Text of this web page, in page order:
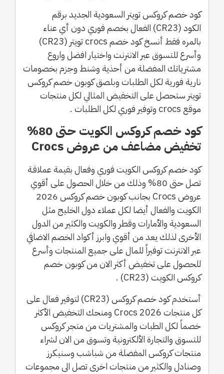
كود خصم كروكس تويتر السعودية الجديد برقم
الكود (CR23) الفعال بخصم فوري دون أي عناء
بالمره فقط أنسخ كود خصم crocs تويتر (CR23)
وأسرع للتسوق عبر الانترنت واختيار افضل واروع
مشترياتك المفضلة من أحذية وشنط وجزم بخصومات
نارية فورية لكل الطلبات وبلصق كوبون خصم كروكس
تويتر ستحصل على التخفيض المثالي لكل منتجات
موقع crocs وتوفير فوري لكل الطلبات .
كود خصم كروكس الكويت حتى 80%
تخفيض مضاعف من عروض Crocs
كود خصم كروكس الكويت فوري وفعال بقيمة عملاقـة
تصل حتى 80% وذلك من خلال الحصول على أقوي
عروض Crocs بجانب كوبون خصم كروكس 2026
الكويت والفعال أيضا لكل عملاء دول الخليج مثل
السعودية والأمارات وقطر والكويت والكثير من الدول
الأخرى لذلك يعد من أقوي وابرز أكواد الخصم الاضافي
عبر الانترنت توفيراً للمال على جميع المنتجات وأسرع
للحصول على تخفيض أكثر الان من كوبون خصم
كروكس الكويت (CR23) .
أستخدم كود خصم كروكس (CR23) لتوفير فعال على
كل منتجات Crocs 2026 ومنحك التخفيض الأكثر
خصماً لكل الطبات والمشتريات من متجر كروكس
للتسوق والتجارة الألكترونية وتسوق من الان لشراء
منتجات كروكس المفضلة من شباشب وسنيكرز
وصنادل والكثير من منتجات اخرى تصل الى مجموعات